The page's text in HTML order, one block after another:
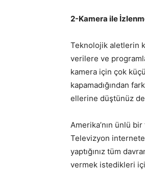
2-Kamera ile
Teknolojik aletlerin
verilere ve
kamera için çok
kapamadığından
ellerine düştünüz
Amerika’nın ünlü
Televizyon internete
yaptığınız tüm
vermek istedikleri